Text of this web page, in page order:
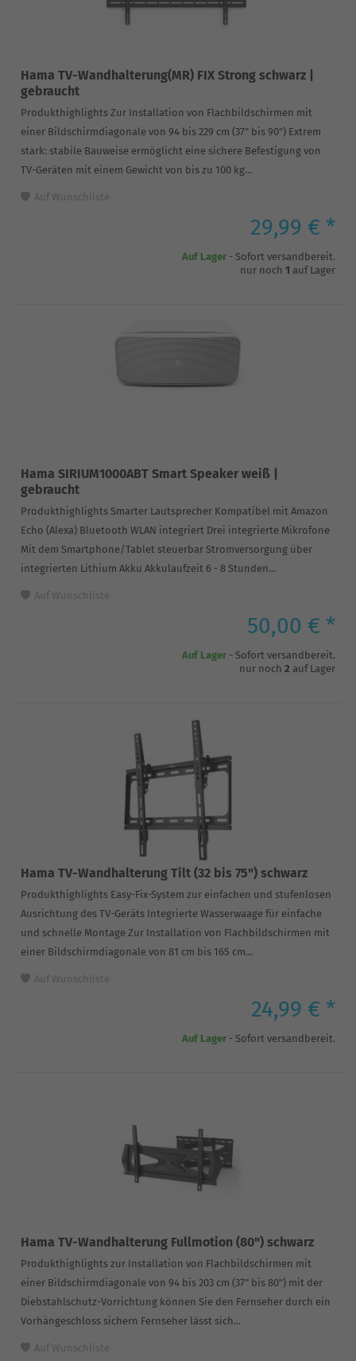
Hama TV-Wandhalterung(MR) FIX Strong schwarz |
gebraucht
Produkthighlights Zur Installation von Flachbildschirmen mit
einer Bildschirmdiagonale von 94 bis 229 cm (37" bis 90") Extrem
stark: stabile Bauweise ermöglicht eine sichere Befestigung von
TV-Geräten mit einem Gewicht von bis zu 100 kg...
Auf Wunschliste
29,99 € *
Auf Lager - Sofort versandbereit.
nur noch 1 auf Lager
Hama SIRIUM1000ABT Smart Speaker weiß |
gebraucht
Produkthighlights Smarter Lautsprecher Kompatibel mit Amazon
Echo (Alexa) Bluetooth WLAN integriert Drei integrierte Mikrofone
Mit dem Smartphone/Tablet steuerbar Stromversorgung über
integrierten Lithium Akku Akkulaufzeit 6 - 8 Stunden...
Auf Wunschliste
50,00 € *
Auf Lager - Sofort versandbereit.
nur noch 2 auf Lager
Hama TV-Wandhalterung Tilt (32 bis 75") schwarz
Produkthighlights Easy-Fix-System zur einfachen und stufenlosen
Ausrichtung des TV-Geräts Integrierte Wasserwaage für einfache
und schnelle Montage Zur Installation von Flachbildschirmen mit
einer Bildschirmdiagonale von 81 cm bis 165 cm...
Auf Wunschliste
24,99 € *
Auf Lager - Sofort versandbereit.
Hama TV-Wandhalterung Fullmotion (80") schwarz
Produkthighlights zur Installation von Flachbildschirmen mit
einer Bildschirmdiagonale von 94 bis 203 cm (37" bis 80") mit der
Diebstahlschutz-Vorrichtung können Sie den Fernseher durch ein
Vorhängeschloss sichern Fernseher lässt sich...
Auf Wunschliste